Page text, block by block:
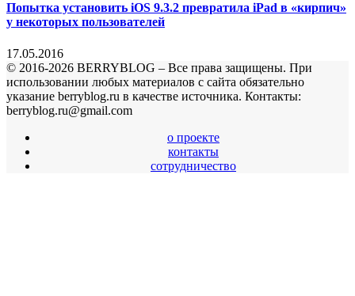
Попытка установить iOS 9.3.2 превратила iPad в «кирпич»
у некоторых пользователей
17.05.2016
© 2016-2026 BERRYBLOG – Все права защищены. При
использовании любых материалов с сайта обязательно
указание berryblog.ru в качестве источника. Контакты:
berryblog.ru@gmail.com
о проекте
контакты
сотрудничество